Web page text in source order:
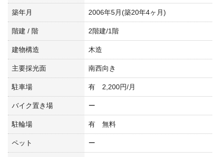
築年月 2006年5月(築20年4ヶ月)
階建 / 階 2階建/1階
建物構造 木造
主要採光面 南西向き
駐車場 有 2,200円/月
バイク置き場 ー
駐輪場 有 無料
ペット ー